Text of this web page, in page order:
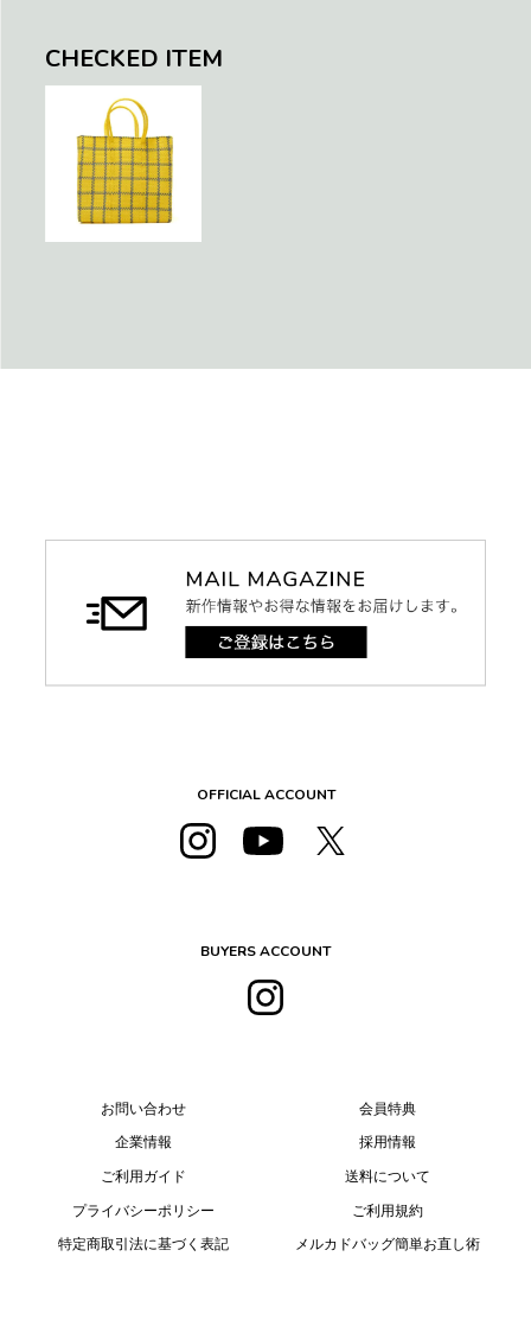
CHECKED ITEM
OFFICIAL ACCOUNT
BUYERS ACCOUNT
お問い合わせ
企業情報
ご利用ガイド
プライバシーポリシー
特定商取引法に基づく表記
会員特典
採用情報
送料について
ご利用規約
メルカドバッグ簡単お直し術